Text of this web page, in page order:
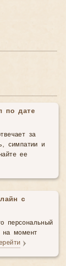
по дате
за
симпатии и
ее
с
персональный
на момент